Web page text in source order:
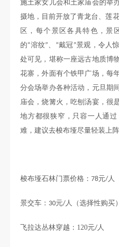
施土家女儿会和土家庙会的举
摄地， 目前开放了青龙台 、莲
区，每个景区各具特色，景
的“溶纹” “戴冠”景观，令人
处可见，堪称一座远古地质博
花寨，外面有个铁甲广场，每
分会场举办各种活动，元旦期
庙会，烧篝火，吃刨汤宴，很
地方都很狭窄，只容一人通
难，建议去梭布垭尽量轻装上阵
梭布垭石林门票价格： 78元/人
景交车： 30元/人（选择性购买）
飞拉达丛林穿越： 120元/人